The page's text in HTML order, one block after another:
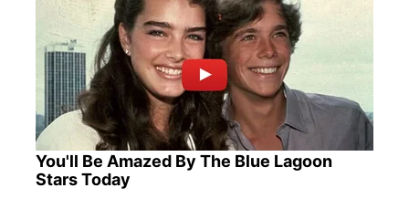
You'll Be Amazed By The Blue Lagoon
Stars Today